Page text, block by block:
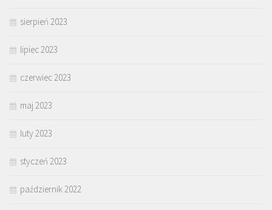
sierpień 2023
lipiec 2023
czerwiec 2023
maj 2023
luty 2023
styczeń 2023
październik 2022